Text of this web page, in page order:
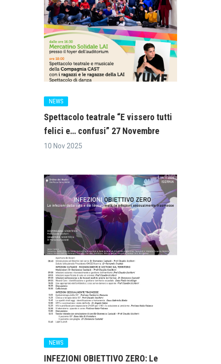
NEWS
Spettacolo teatrale “E vissero tutti
felici e… confusi” 27 Novembre
10 Nov 2025
NEWS
INFEZIONI OBIETTIVO ZERO: Le